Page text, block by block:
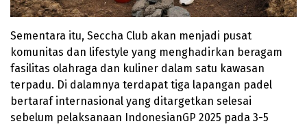
Sementara itu, Seccha Club akan menjadi pusat
komunitas dan lifestyle yang menghadirkan beragam
fasilitas olahraga dan kuliner dalam satu kawasan
terpadu. Di dalamnya terdapat tiga lapangan padel
bertaraf internasional yang ditargetkan selesai
sebelum pelaksanaan IndonesianGP 2025 pada 3-5